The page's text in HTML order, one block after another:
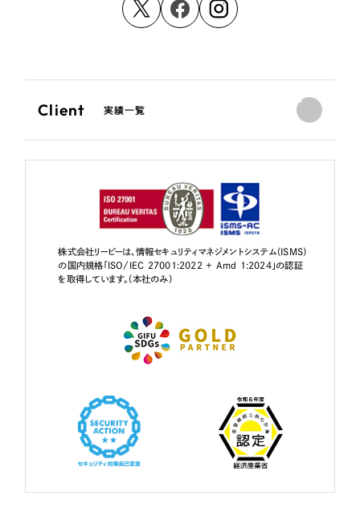
Client 実績一覧
株式会社リーピーは、情報セキュリティマネジメントシステム（ISMS）
の国内規格「ISO/IEC 27001:2022 + Amd 1:2024」の認証
を取得しています。（本社のみ）